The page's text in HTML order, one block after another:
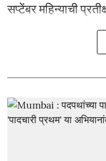
सप्टेंबर महिन्याची